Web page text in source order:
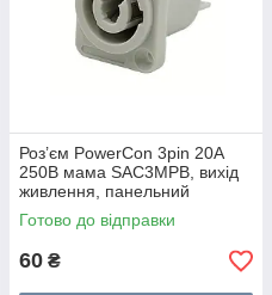
Роз’єм PowerCon 3pin 20A
250В мама SAC3MPB, вихід
живлення, панельний
Готово до відправки
60 ₴